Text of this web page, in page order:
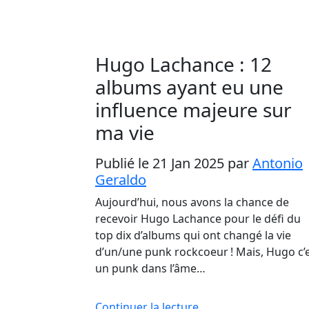
Hugo Lachance : 12
albums ayant eu une
influence majeure sur
ma vie
Publié le 21 Jan 2025 parAntonio
Geraldo
Aujourd’hui, nous avons la chance de
recevoir Hugo Lachance pour le défi du
top dix d’albums qui ont changé la vie
d’un/une punk rockcoeur ! Mais, Hugo
un punk dans l’âme…